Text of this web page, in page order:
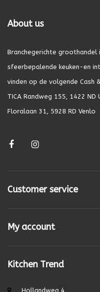
About us
Branchegerichte
sfeerbepalende keuken-en
vinden op de volgende Cash
TICA Randweg 155, 1422
Floralaan 31, 5928 RD Venlo
Customer service
My account
Kitchen Trend
Hollandweg 4